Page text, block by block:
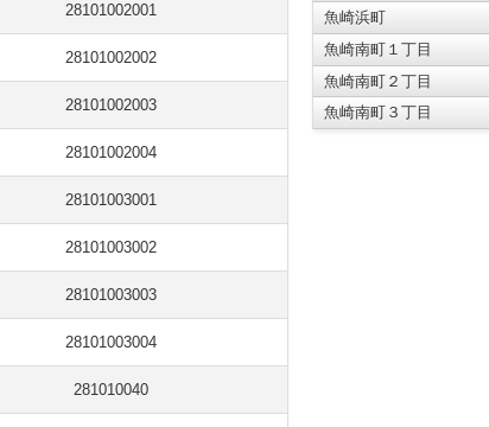
28101002001
28101002002
28101002003
28101002004
28101003001
28101003002
28101003003
28101003004
281010040
魚崎浜町
魚崎南町１丁目
魚崎南町２丁目
魚崎南町３丁目